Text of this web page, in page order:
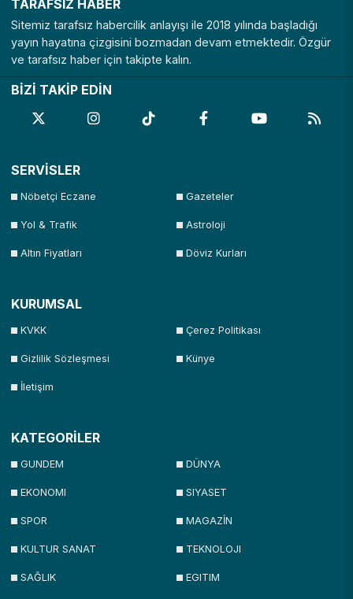
TARAFSIZ HABER
Sitemiz tarafsız habercilik anlayışı ile 2018 yılında başladığı
yayın hayatına çizgisini bozmadan devam etmektedir. Özgür
ve tarafsız haber için takipte kalın.
BİZİ TAKİP EDİN
SERVİSLER
Nöbetçi Eczane Gazeteler
Yol & Trafik Astroloji
Altın Fiyatları Döviz Kurları
KURUMSAL
KVKK Çerez Politikası
Gizlilik Sözleşmesi Künye
İletişim
KATEGORİLER
GUNDEM DÜNYA
EKONOMI SIYASET
SPOR MAGAZİN
KULTUR SANAT TEKNOLOJI
SAĞLIK EGITIM